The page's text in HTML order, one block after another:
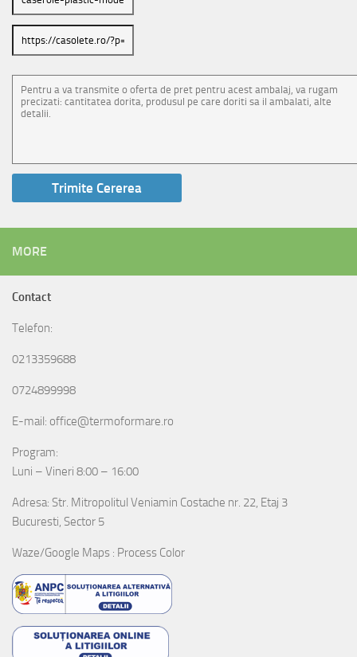
MORE
Contact
Telefon:
0213359688
0724899998
E-mail: office@termoformare.ro
Program:
Luni – Vineri 8:00 – 16:00
Adresa: Str. Mitropolitul Veniamin Costache nr. 22, Etaj 3
Bucuresti, Sector 5
Waze/Google Maps : Process Color